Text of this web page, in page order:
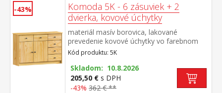
-43%
Komoda 5K - 6 zásuviek + 2
dvierka, kovové úchytky
materiál masív borovica, lakované
prevedenie kovové úchytky vo farebnom
prevedení černená mosadz 6 zásuviek s
kovovými pojazdmi, skrinka s dvierkami a
variabilnou policou hĺbka zásuvky 27,5 cm
Kód produktu: 5K
Skladom: 10.8.2026
205,50 € s DPH
-43% 362 € **